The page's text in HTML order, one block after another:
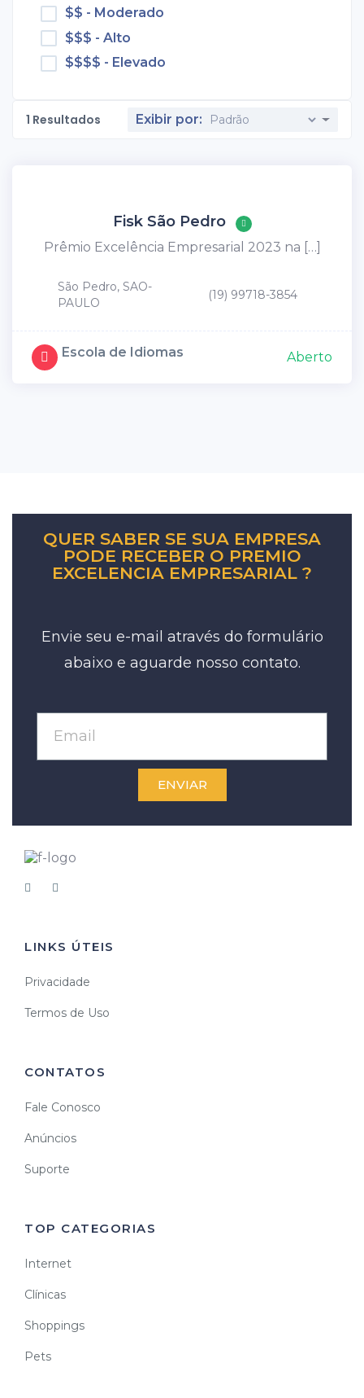
$$ - Moderado
$$$ - Alto
$$$$ - Elevado
1 Resultados Exibir por:
Fisk São Pedro
Prêmio Excelência Empresarial 2023 na […]
São Pedro, SAO-
PAULO
(19) 99718-3854
Escola de Idiomas Aberto
QUER SABER SE SUA EMPRESA
PODE RECEBER O PREMIO
EXCELENCIA EMPRESARIAL ?
Envie seu e-mail através do formulário
abaixo e aguarde nosso contato.
ENVIAR
LINKS ÚTEIS
Privacidade
Termos de Uso
CONTATOS
Fale Conosco
Anúncios
Suporte
TOP CATEGORIAS
Internet
Clínicas
Shoppings
Pets